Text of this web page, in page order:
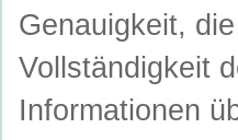
Genauigkeit,
Vollständigkeit
Informationen